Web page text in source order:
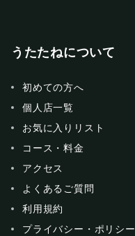
うたたねについて
初めての方へ
個人店一覧
お気に入りリスト
コース・料金
アクセス
よくあるご質問
利用規約
プライバシー・ポリシー